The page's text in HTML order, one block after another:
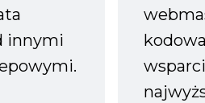
innymi